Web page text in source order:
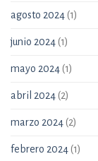
agosto 2024(1)
junio 2024(1)
mayo 2024(1)
abril 2024(2)
marzo 2024(2)
febrero 2024(1)